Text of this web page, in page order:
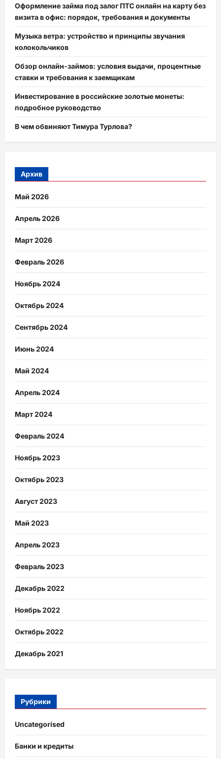
Оформление займа под залог ПТС онлайн на карту без
визита в офис: порядок, требования и документы
Музыка ветра: устройство и принципы звучания
колокольчиков
Обзор онлайн-займов: условия выдачи, процентные
ставки и требования к заемщикам
Инвестирование в российские золотые монеты:
подробное руководство
В чем обвиняют Тимура Турлова?
Архив
Май 2026
Апрель 2026
Март 2026
Февраль 2026
Ноябрь 2024
Октябрь 2024
Сентябрь 2024
Июнь 2024
Май 2024
Апрель 2024
Март 2024
Февраль 2024
Ноябрь 2023
Октябрь 2023
Август 2023
Май 2023
Апрель 2023
Февраль 2023
Декабрь 2022
Ноябрь 2022
Октябрь 2022
Декабрь 2021
Рубрики
Uncategorised
Банки и кредиты